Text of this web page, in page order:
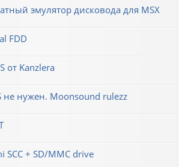
эмулятор дисковода для MSX
FDD
от Kanzlera
не нужен. Moonsound rulezz
SCC + SD/MMC drive